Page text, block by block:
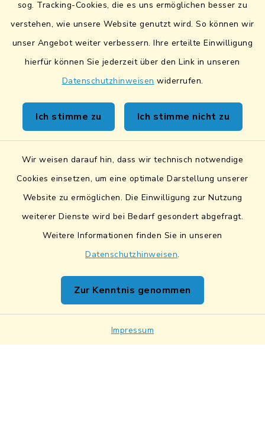
sog. Tracking-Cookies, die es uns ermöglichen besser zu
verstehen, wie unsere Website genutzt wird. So können wir
unser Angebot weiter verbessern. Ihre erteilte Einwilligung
hierfür können Sie jederzeit über den Link in unseren
Datenschutzhinweisen widerrufen.
Ich stimme zu Ich stimme nicht zu
Wir weisen darauf hin, dass wir technisch notwendige
Cookies einsetzen, um eine optimale Darstellung unserer
Website zu ermöglichen. Die Einwilligung zur Nutzung
weiterer Dienste wird bei Bedarf gesondert abgefragt.
Weitere Informationen finden Sie in unseren
Datenschutzhinweisen.
Zur Kenntnis genommen
Impressum
Fairtrade-Towns
Kontakt
Sicherer Datentransfer
Datenschutz
Netiquette
Sitemap